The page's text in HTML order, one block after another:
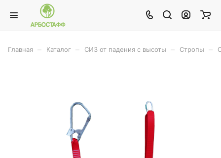
Главная Каталог СИЗ от падения с высоты Стропы